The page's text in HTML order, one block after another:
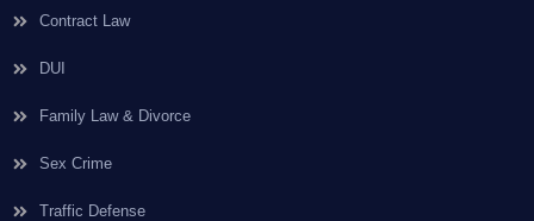
Contract Law
DUI
Family Law & Divorce
Sex Crime
Traffic Defense